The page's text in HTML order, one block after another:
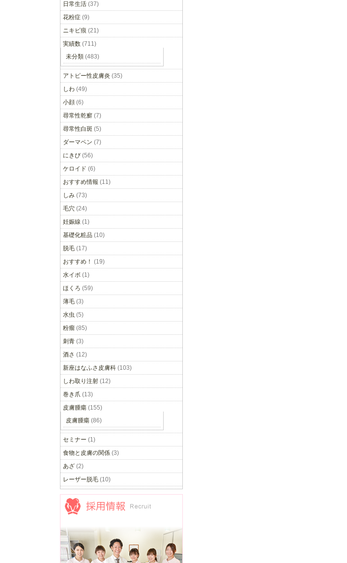
日常生活 (37)
花粉症 (9)
ニキビ痕 (21)
実績数 (711)
未分類 (483)
アトピー性皮膚炎 (35)
しわ (49)
小顔 (6)
尋常性乾癬 (7)
尋常性白斑 (5)
ダーマペン (7)
にきび (56)
ケロイド (6)
おすすめ情報 (11)
しみ (73)
毛穴 (24)
妊娠線 (1)
基礎化粧品 (10)
脱毛 (17)
おすすめ！ (19)
水イボ (1)
ほくろ (59)
薄毛 (3)
水虫 (5)
粉瘤 (85)
刺青 (3)
酒さ (12)
新座はなふさ皮膚科 (103)
しわ取り注射 (12)
巻き爪 (13)
皮膚腫瘍 (155)
皮膚腫瘍 (86)
セミナー (1)
食物と皮膚の関係 (3)
あざ (2)
レーザー脱毛 (10)
採用情報